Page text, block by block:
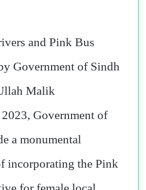
and Pink Bus
Government of Sindh
Malik
Government of
a monumental
incorporating the Pink